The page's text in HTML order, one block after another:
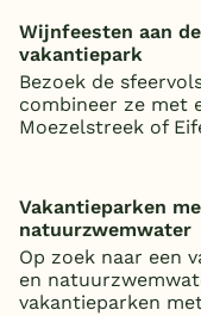
Wijnfeesten aan
vakantiepark
Bezoek de
combineer ze met
Moezelstreek of
Vakantieparken
natuurzwemwater
Op zoek naar een
en
vakantieparken